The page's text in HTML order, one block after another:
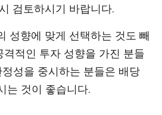
검토하시기 바랍니다.
성향에 맞게 선택하는 것도 빼
적인 투자 성향을 가진 분들
성을 중시하는 분들은 배당
는 것이 좋습니다.